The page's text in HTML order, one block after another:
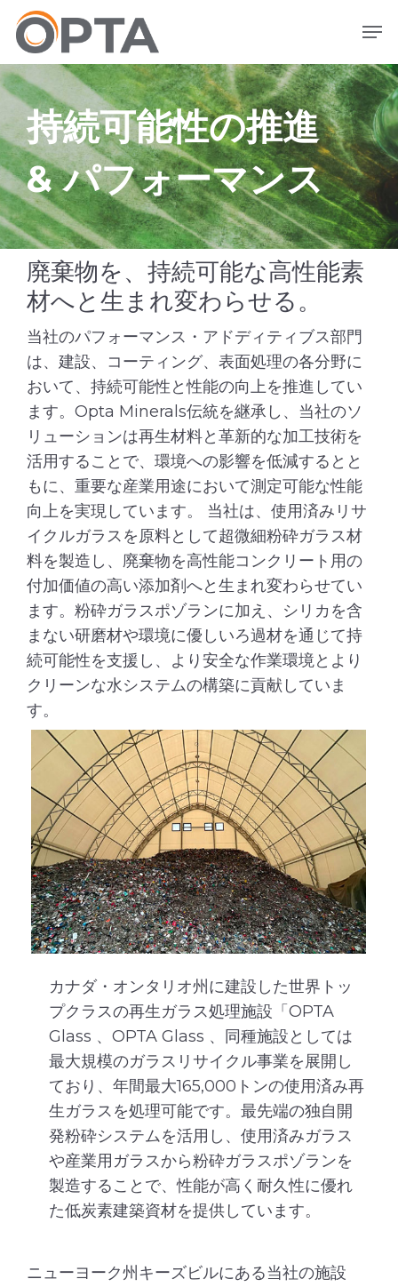
コ
ン
ン
ツ
へ
ス
キ
ッ
メニュー
持続可能性の推進
& パフォーマンス
廃棄物を、持続可能な高性能素
材へと生まれ変わらせる。
当社のパフォーマンス・アドディティブス部門
は、建設、コーティング、表面処理の各分野に
おいて、持続可能性と性能の向上を推進してい
ます。Opta Minerals伝統を継承し、当社のソ
リューションは再生材料と革新的な加工技術を
活用することで、環境への影響を低減するとと
もに、重要な産業用途において測定可能な性能
向上を実現しています。 当社は、使用済みリサ
イクルガラスを原料として超微細粉砕ガラス材
料を製造し、廃棄物を高性能コンクリート用の
付加価値の高い添加剤へと生まれ変わらせてい
ます。粉砕ガラスポゾランに加え、シリカを含
まない研磨材や環境に優しいろ過材を通じて持
続可能性を支援し、より安全な作業環境とより
クリーンな水システムの構築に貢献していま
す。
カナダ・オンタリオ州に建設した世界トッ
プクラスの再生ガラス処理施設「OPTA
Glass 、OPTA Glass 、同種施設としては
最大規模のガラスリサイクル事業を展開し
ており、年間最大165,000トンの使用済み再
生ガラスを処理可能です。最先端の独自開
発粉砕システムを活用し、使用済みガラス
や産業用ガラスから粉砕ガラスポゾランを
製造することで、性能が高く耐久性に優れ
た低炭素建築資材を提供しています。
ニューヨーク州キーズビルにある当社の施設